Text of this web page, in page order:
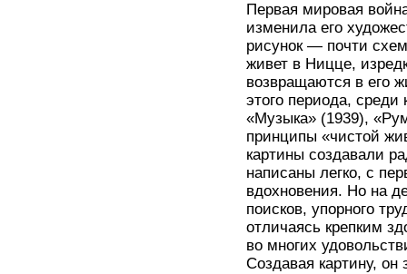
Первая мировая
изменила его
рисунок — почти
живет в Ницце,
возвращаются в его
этого периода,
«Музыка» (1939),
принципы «чистой
картины создавали
написаны легко, с
вдохновения. Но на
поисков, упорного
отличаясь крепким
во многих
Создавая картину,